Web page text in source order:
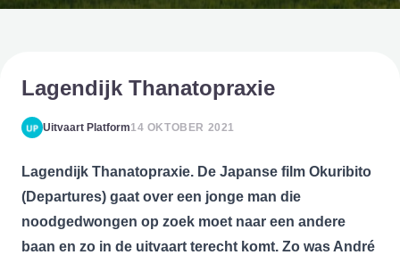
Lagendijk Thanatopraxie
Uitvaart Platform14 OKTOBER 2021
Lagendijk Thanatopraxie. De Japanse film Okuribito
(Departures) gaat over een jonge man die
noodgedwongen op zoek moet naar een andere
baan en zo in de uitvaart terecht komt. Zo was André